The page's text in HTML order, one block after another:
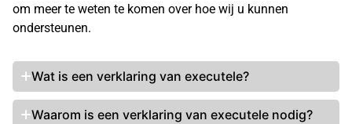
om meer te weten te komen over hoe wij u kunnen
ondersteunen.
Wat is een verklaring van executele?
Waarom is een verklaring van executele nodig?